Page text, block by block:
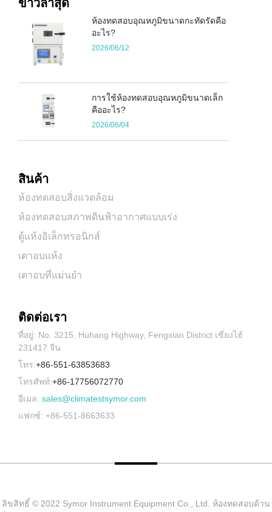
ห้องทดสอบอุณหภูมิขนาดกะทัดรัดคือ
อะไร?
2026/06/12
การใช้ห้องทดสอบอุณหภูมิขนาดเล็ก
คืออะไร?
2026/06/04
สินค้า
ห้องทดสอบสิ่งแวดล้อม
ห้องทดสอบสภาพดินฟ้าอากาศแบบเร่ง
ตู้แห้งอิเล็กทรอนิกส์
เตาอบแห้ง
เตาอบที่แม่นยำ
ติดต่อเรา
ที่อยู่: No. 3215, Huhang Highway, Fengxian District เซี่ยงไฮ้
231417 จีน
โทร:+86-551-63853683
โทรศัพท์:+86-17756072770
อีเมล: sales@climatestsymor.com
แฟกซ์: +86-551-8663633
ลิขสิทธิ์ © 2022 Symor Instrument Equipment Co., Ltd. ห้องทดสอบด้าน